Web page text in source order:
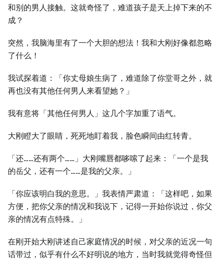
和别的男⼈接触。这就奇怪了，难道孩子是天上掉下来的不
成？
突然，我脑海里有了⼀个⼤胆的想法！我和⼤刚好像都忽略
了什么！
我试探着道：「你丈母娘⽣病了，难道除了你堂哥之外，就
再也没有其他任何男⼈来看望她？」
我有意将「其他任何男⼈」这几个字加重了语气。
⼤刚瞪⼤了眼睛，死死地盯着我，脸色瞬间由红转青。
「还……还有两个……」⼤刚嘴唇都哆嗦了起来：「⼀个是我
的岳父，还有⼀个……是我的父亲。」
「你应该明白我的意思。」我表情严肃道：「这样吧，如果
方便，把你父亲的情况和我说下，记得⼀开始你说过，你父
亲的情况有点特殊。」
在刚开始⼤刚讲述自己家庭情况的时候，对父亲的近况⼀句
话带过，似乎有什么不好明说的地方，当时我就觉得奇怪但